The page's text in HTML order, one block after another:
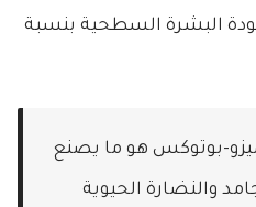
البشرة السطحية بنسبة
بوتوكس هو ما يصنع
والنضارة الحيوية